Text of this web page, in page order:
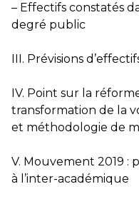
– Effectifs constatés
degré public
III. Prévisions
IV. Point sur la
transformation de la
et méthodologie de
V. Mouvement 2019 :
à l’inter-académique